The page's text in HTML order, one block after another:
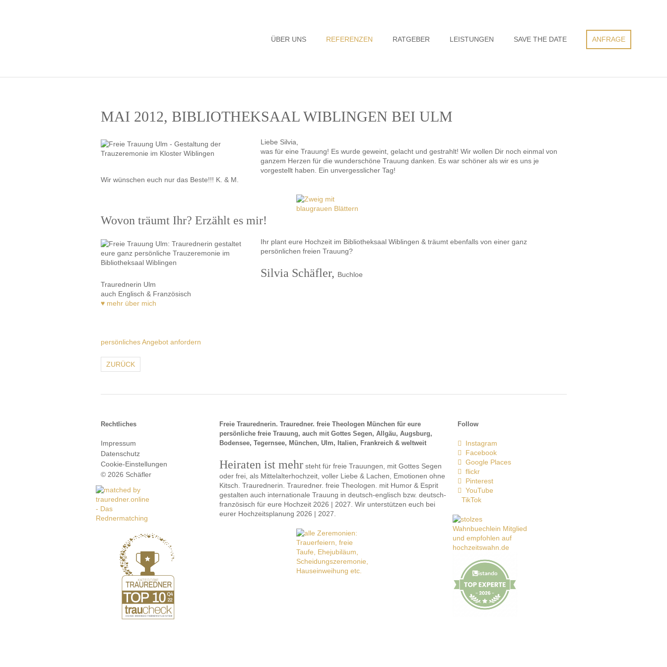
ANFRAGE
Navigation
ÜBER UNS REFERENZEN RATGEBER LEISTUNGEN SAVE THE DATE
MAI 2012, BIBLIOTHEKSAAL WIBLINGEN BEI ULM
Liebe Silvia,
was für eine Trauung! Es wurde geweint, gelacht und gestrahlt! Wir wollen Dir noch einmal von
ganzem Herzen für die wunderschöne Trauung danken. Es war schöner als wir es uns je
vorgestellt haben. Ein unvergesslicher Tag!
Wir wünschen euch nur das Beste!!! K. & M.
Wovon träumt Ihr? Erzählt es mir!
Ihr plant eure Hochzeit im Bibliotheksaal Wiblingen & träumt ebenfalls von einer ganz
persönlichen freien Trauung?
Silvia Schäfler, Buchloe
Traurednerin Ulm
auch Englisch & Französisch
♥ mehr über mich
persönliches Angebot anfordern
ZURÜCK
Rechtliches
Impressum
Datenschutz
Cookie-Einstellungen
© 2026 Schäfler
Freie Traurednerin. Trauredner. freie Theologen München für eure
persönliche freie Trauung, auch mit Gottes Segen, Allgäu, Augsburg,
Bodensee, Tegernsee, München, Ulm, Italien, Frankreich & weltweit
Heiraten ist mehr steht für freie Trauungen, mit Gottes Segen
oder frei, als Mittelalterhochzeit, voller Liebe & Lachen, Emotionen ohne
Kitsch. Traurednerin. Trauredner. freie Theologen. mit Humor & Esprit
gestalten auch internationale Trauung in deutsch-englisch bzw. deutsch-
französisch für eure Hochzeit 2026 | 2027. Wir unterstützen euch bei
eurer Hochzeitsplanung 2026 | 2027.
Follow
Instagram
Facebook
Google Places
flickr
Pinterest
YouTube
TikTok